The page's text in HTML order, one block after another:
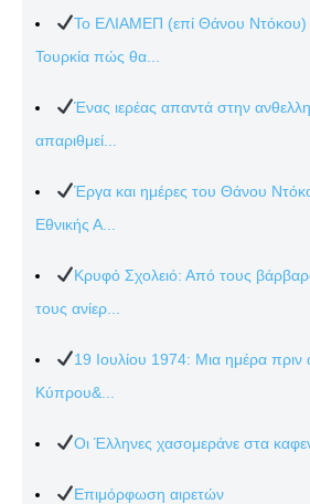
Το ΕΛΙΑΜΕΠ (επί Θάνου Ντόκου)
Τουρκία πώς θα...
Ένας ιερέας απαντά στην
απαριθμεί...
Έργα και ημέρες του Θάνου
Εθνικής Α...
Κρυφό Σχολειό: Από τους
τους ανίερ...
19 Ιουλίου 1974: Μια ημέρα
Κύπρου&...
Οι Έλληνες χασομεράνε στα
Επιμόρφωση αιρετών